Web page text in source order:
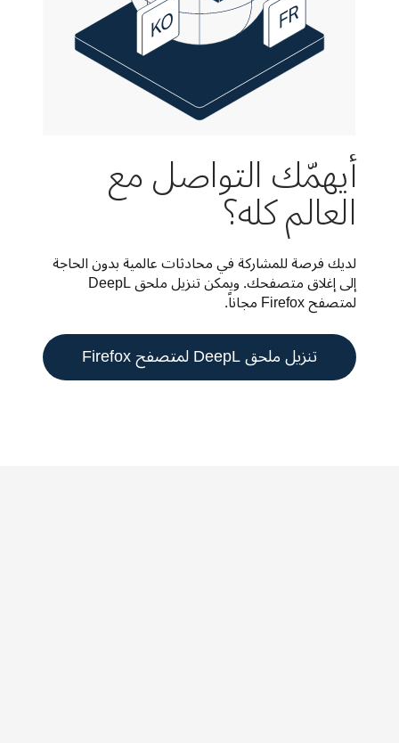
أيهمّك التواصل مع
العالم كله؟
لمتصفح Firefox مجاناً.
تنزيل ملحق DeepL لمتصفح Firefox